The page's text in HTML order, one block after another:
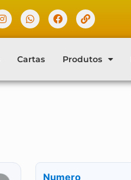
Cartas Produtos
Numero